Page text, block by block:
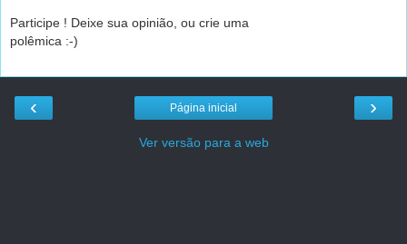
Participe ! Deixe sua opinião, ou crie uma
polêmica :-)
‹ ›
Página inicial
Ver versão para a web